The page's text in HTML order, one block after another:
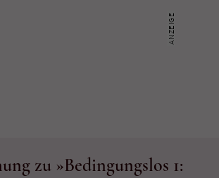
zu »Bedingungslos 1: